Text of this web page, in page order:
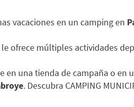
vacaciones en un camping en
le ofrece múltiples actividades
en una tienda de campaña o en
. Descubra CAMPING